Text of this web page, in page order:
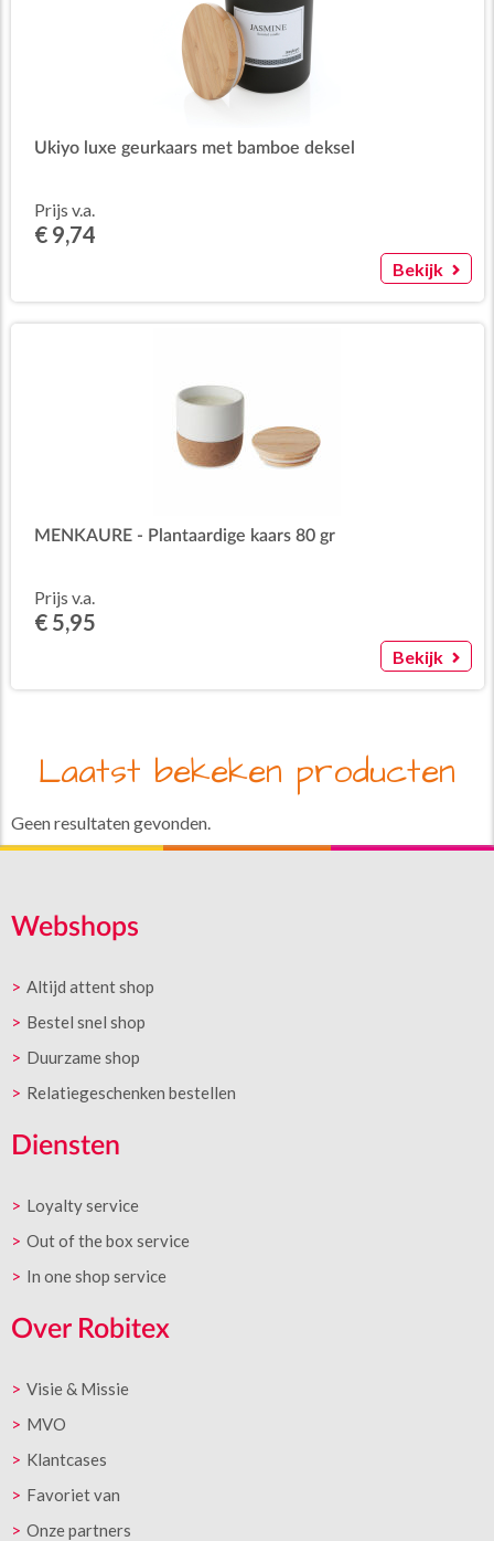
Ukiyo luxe geurkaars met bamboe deksel
Prijs v.a.
€ 9,74
Bekijk
MENKAURE - Plantaardige kaars 80 gr
Prijs v.a.
€ 5,95
Bekijk
Laatst bekeken producten
Geen resultaten gevonden.
Webshops
Altijd attent shop
Bestel snel shop
Duurzame shop
Relatiegeschenken bestellen
Diensten
Loyalty service
Out of the box service
In one shop service
Over Robitex
Visie & Missie
MVO
Klantcases
Favoriet van
Onze partners